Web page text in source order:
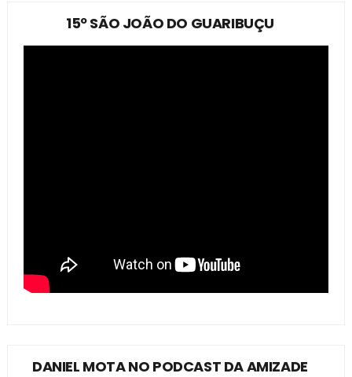
15º SÃO JOÃO DO GUARIBUÇU
DANIEL MOTA NO PODCAST DA AMIZADE